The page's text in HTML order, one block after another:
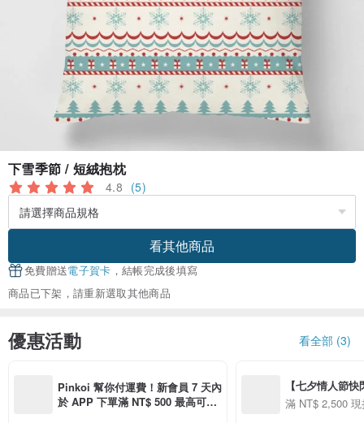
下雪季節 / 短絨抱枕
4.8 (5)
看其他商品
免費贈送電子賀卡 ，結帳完成後填寫
商品已下架，請重新選取其他商品
優惠活動 看全部 (3)
Pinkoi 幫你付運費！新會員 7 天內
於 APP 下單滿 NT$ 500 最高可折
【七夕情人節
用 APP 購買任
00 現折 NT$100
滿 NT$ 2,500